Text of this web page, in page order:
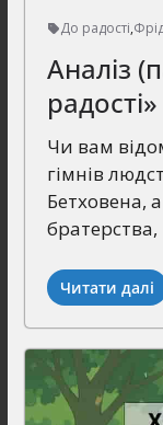
До радості,
Аналіз
Чи вам
гімнів
Бетховена,
братерства,
Читати далі